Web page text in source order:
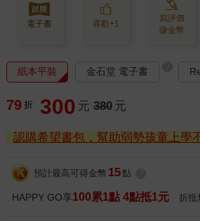
電子書 喜歡+1
寫評價
賺金幣
紙本平裝 金石堂 電子書
79 折 300 元 380 元
認購希望書包，幫助弱勢孩童上學
預計最高可得金幣 15 點
HAPPY GO享100累1點 4點抵1元 折抵